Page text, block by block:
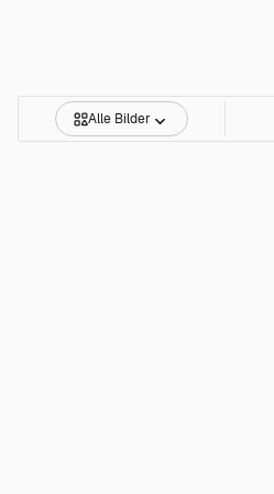
Alle Bilder